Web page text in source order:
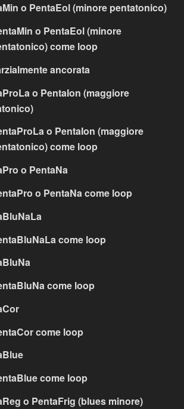
o PentaEol (minore pentatonico)
o PentaEol (minore
come loop
ancorata
o PentaIon (maggiore
o PentaIon (maggiore
come loop
o PentaNa
o PentaNa come loop
come loop
come loop
come loop
come loop
o PentaFrig (blues minore)